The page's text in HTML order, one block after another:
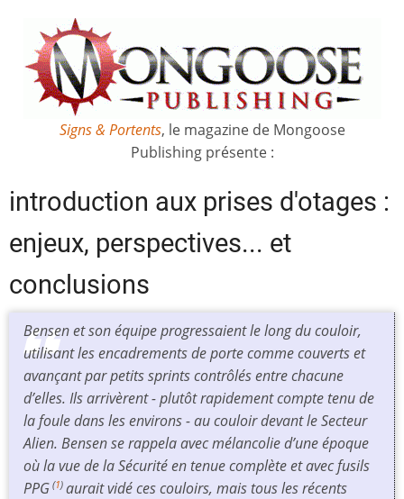
Signs & Portents, le magazine de Mongoose
Publishing présente :
introduction aux prises d'otages :
enjeux, perspectives... et
conclusions
Bensen et son équipe progressaient le long du couloir,
utilisant les encadrements de porte comme couverts et
avançant par petits sprints contrôlés entre chacune
d’elles. Ils arrivèrent - plutôt rapidement compte tenu de
la foule dans les environs - au couloir devant le Secteur
Alien. Bensen se rappela avec mélancolie d’une époque
où la vue de la Sécurité en tenue complète et avec fusils
PPG (1) aurait vidé ces couloirs, mais tous les récents